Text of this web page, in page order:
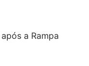
a Rampa